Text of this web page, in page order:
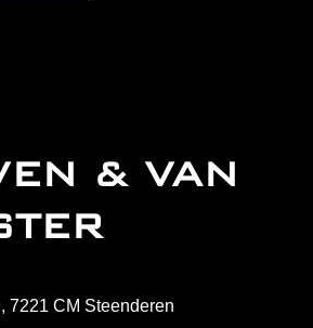
& VAN
7221 CM Steenderen